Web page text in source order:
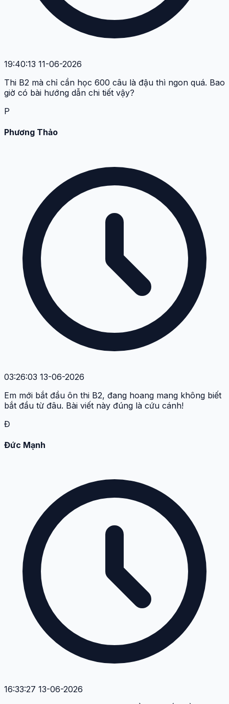
19:40:13 11-06-2026
Thi B2 mà chỉ cần học 600 câu là đậu thì ngon quá. Bao
giờ có bài hướng dẫn chi tiết vậy?
P
Phương Thảo
03:26:03 13-06-2026
Em mới bắt đầu ôn thi B2, đang hoang mang không biết
bắt đầu từ đâu. Bài viết này đúng là cứu cánh!
Đ
Đức Mạnh
16:33:27 13-06-2026